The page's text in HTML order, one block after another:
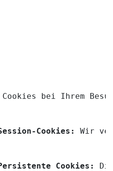
Cookies bei Ihrem
Cookies: Wir
Cookies: